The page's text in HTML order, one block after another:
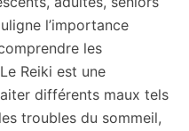
l’importance
les
Reiki est une
différents maux tels
troubles du sommeil,